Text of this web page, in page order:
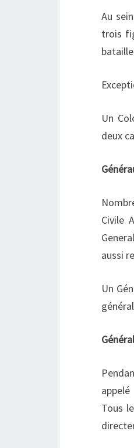
Au
trois
bataille
Un
deux
Civile
aussi
Un
appelé
Tous